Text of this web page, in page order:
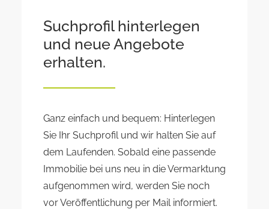
Suchprofil hinterlegen
und neue Angebote
erhalten.
Ganz einfach und bequem: Hinterlegen
Sie Ihr Suchprofil und wir halten Sie auf
dem Laufenden. Sobald eine passende
Immobilie bei uns neu in die Vermarktung
aufgenommen wird, werden Sie noch
vor Veröffentlichung per Mail informiert.